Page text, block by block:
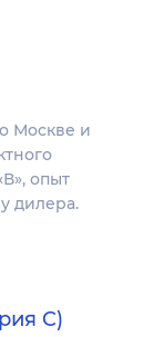
Москве и
опыт
дилера.
C)